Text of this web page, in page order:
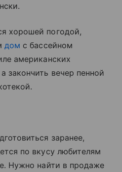
хорошей погодой,
дом с бассейном
американских
закончить вечер пенной
заранее,
по вкусу любителям
Нужно найти в продаже